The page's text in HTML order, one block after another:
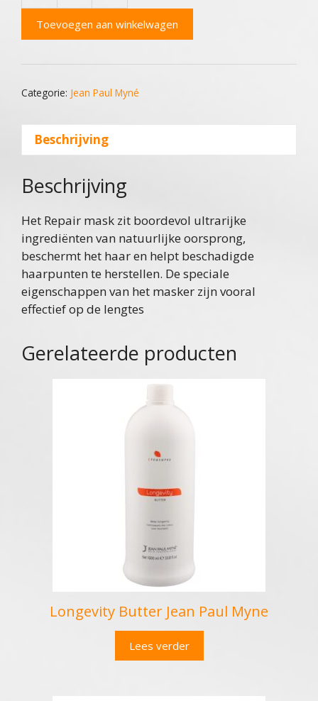
Mask
aantal
Toevoegen aan winkelwagen
Categorie: Jean Paul Myné
Beschrijving
Beschrijving
Het Repair mask zit boordevol ultrarijke
ingrediënten van natuurlijke oorsprong,
beschermt het haar en helpt beschadigde
haarpunten te herstellen. De speciale
eigenschappen van het masker zijn vooral
effectief op de lengtes
Gerelateerde producten
Longevity Butter Jean Paul Myne
Lees verder